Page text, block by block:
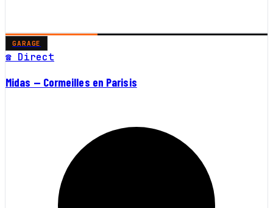
GARAGE
☎ Direct
Midas — Cormeilles en Parisis